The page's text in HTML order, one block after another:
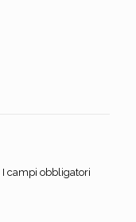
I campi obbligatori